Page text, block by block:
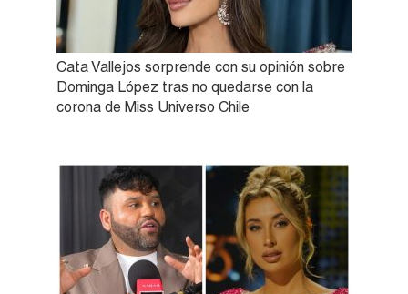
Cata Vallejos sorprende con su opinión sobre
Dominga López tras no quedarse con la
corona de Miss Universo Chile